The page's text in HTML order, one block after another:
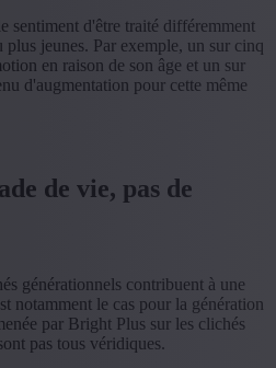
sentiment d'être traité différemment
plus jeunes. Par exemple, un sur cinq
en raison de son âge et un sur
d'augmentation pour cette même
de vie, pas de
générationnels contribuent à une
notamment le cas pour la génération
par Bright Plus sur les clichés
pas tous véridiques.